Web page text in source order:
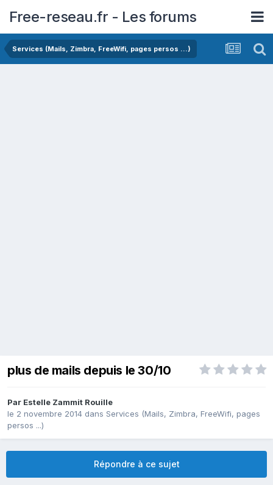
Free-reseau.fr - Les forums
Services (Mails, Zimbra, FreeWifi, pages persos ...)
plus de mails depuis le 30/10
Par Estelle Zammit Rouille
le 2 novembre 2014 dans Services (Mails, Zimbra, FreeWifi, pages
persos ...)
Répondre à ce sujet